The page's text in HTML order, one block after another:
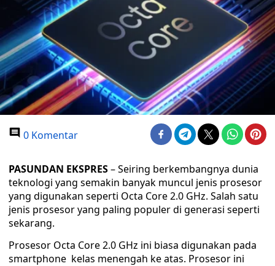
0 Komentar
PASUNDAN EKSPRES– Seiring berkembangnya dunia
teknologi yang semakin banyak muncul jenis prosesor
yang digunakan seperti Octa Core 2.0 GHz. Salah satu
jenis prosesor yang paling populer di generasi seperti
sekarang.
Prosesor Octa Core 2.0 GHz ini biasa digunakan pada
smartphone kelas menengah ke atas. Prosesor ini